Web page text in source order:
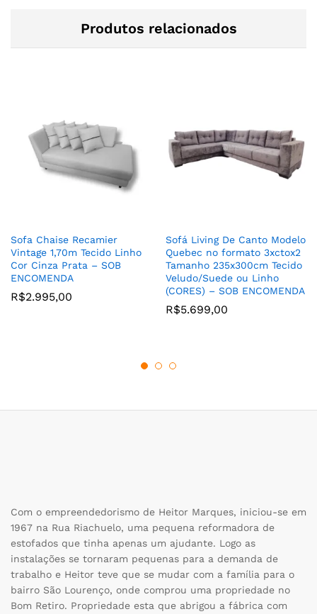
Produtos relacionados
Sofa Chaise Recamier
Vintage 1,70m Tecido Linho
Cor Cinza Prata – SOB
ENCOMENDA
R$2.995,00
Sofá Living De Canto Modelo
Quebec no formato 3xctox2
Tamanho 235x300cm Tecido
Veludo/Suede ou Linho
(CORES) – SOB ENCOMENDA
R$5.699,00
Com o empreendedorismo de Heitor Marques, iniciou-se em
1967 na Rua Riachuelo, uma pequena reformadora de
estofados que tinha apenas um ajudante. Logo as
instalações se tornaram pequenas para a demanda de
trabalho e Heitor teve que se mudar com a família para o
bairro São Lourenço, onde comprou uma propriedade no
Bom Retiro. Propriedade esta que abrigou a fábrica com